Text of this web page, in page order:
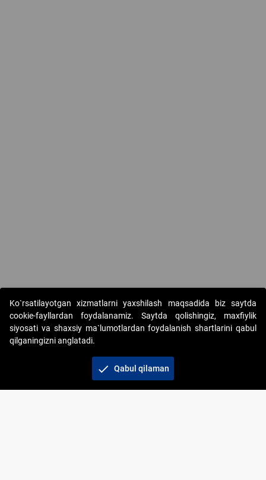
Copyright © 2017-2026. "Elektron onlayn-auksionlarni
tashkil etish" AJ. Barcha huquqlar himoyalangan
Ko`rsatilayotgan xizmatlarni yaxshilash maqsadida biz saytda
cookie-fayllardan foydalanamiz. Saytda qolishingiz, maxfiylik
siyosati va shaxsiy ma`lumotlardan foydalanish shartlarini qabul
qilganingizni anglatadi.
check Qabul qilaman